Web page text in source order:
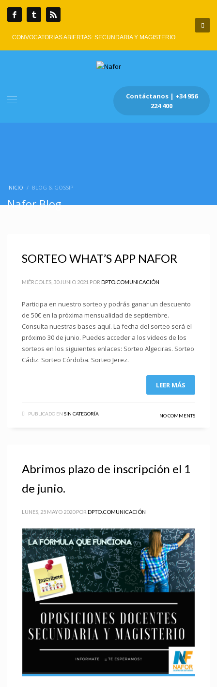
CONVOCATORIAS ABIERTAS: SECUNDARIA Y MAGISTERIO
Contáctanos | +34 956
224 400
INICIO BLOG & GOSSIP
Nafor Blog
SORTEO WHAT’S APP NAFOR
MIÉRCOLES, 30 JUNIO 2021 POR DPTO.COMUNICACIÓN
Participa en nuestro sorteo y podrás ganar un descuento
de 50€ en la próxima mensualidad de septiembre.
Consulta nuestras bases aquí. La fecha del sorteo será el
próximo 30 de junio. Puedes acceder a los videos de los
sorteos en los siguientes enlaces: Sorteo Algeciras. Sorteo
Cádiz. Sorteo Córdoba. Sorteo Jerez.
LEER MÁS
PUBLICADO EN SIN CATEGORÍA NO COMMENTS
Abrimos plazo de inscripción el 1
de junio.
LUNES, 25 MAYO 2020 POR DPTO.COMUNICACIÓN